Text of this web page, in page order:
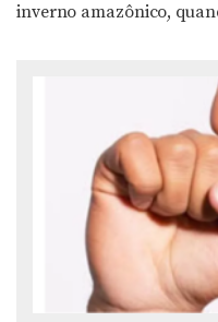
inverno amazônico,